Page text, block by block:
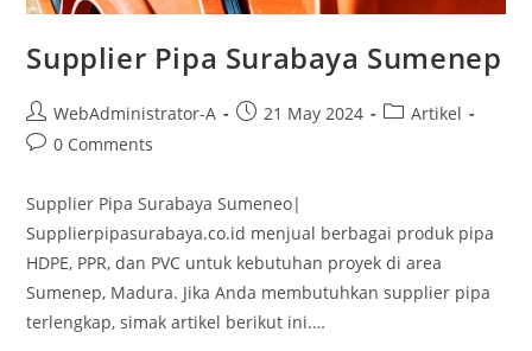
Supplier Pipa Surabaya Sumenep
WebAdministrator-A 21 May 2024
Artikel
0 Comments
Supplier Pipa Surabaya Sumeneo|
Supplierpipasurabaya.co.id menjual berbagai produk pipa
HDPE, PPR, dan PVC untuk kebutuhan proyek di area
Sumenep, Madura. Jika Anda membutuhkan supplier pipa
terlengkap, simak artikel berikut ini.…